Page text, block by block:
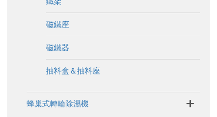
磁鐵座
磁鐵器
抽料盒＆抽料座
蜂巢式轉輪除濕機 +